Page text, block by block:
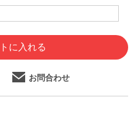
に入れる
お問合わせ